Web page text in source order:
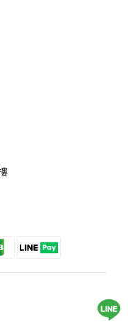
段與口腔狀況選擇搭配
（口腔沖洗器）利用高
有效帶走大部分食物殘
低模式，避免強力沖擊
縫隙。每天最後一個清
被帶走的微粒。2. 矯正
器會突出佔據牙面，普
牙縫。專為矯正設計的
齒頸與牙面，確保能刷
側、內側與咬合面後，
與單束毛牙刷矯正器周
這部分特別實用。牙間
矯正器與牙齒間較大的
回滑動清潔。單束毛牙